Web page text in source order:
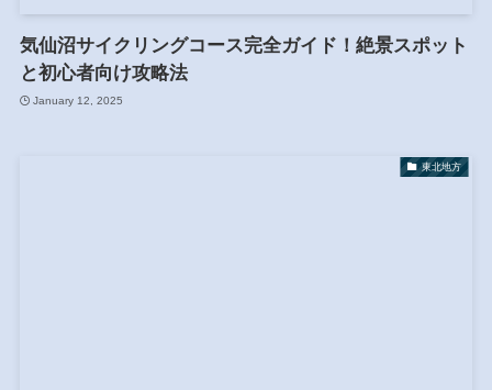
気仙沼サイクリングコース完全ガイド！絶景スポット
と初心者向け攻略法
January 12, 2025
東北地方